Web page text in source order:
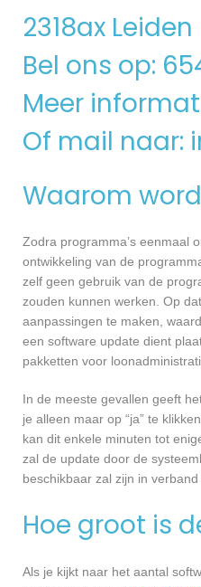
2318ax Leiden
Bel ons op:
Meer
Of mail naar:
Waarom
Zodra programma’s eenmaal
ontwikkeling van de
zelf geen gebruik van de
zouden kunnen werken. Op
aanpassingen te maken,
een software update dient
pakketten voor
In de meeste gevallen geeft
je alleen maar op “ja” te
kan dit enkele minuten tot
zal de update door de
beschikbaar zal zijn in
Hoe groot is
Als je kijkt naar het aantal